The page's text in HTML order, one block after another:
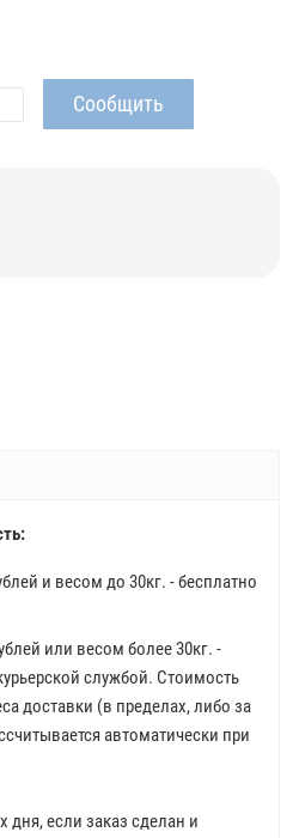
и весом до 30кг. - бесплатно
или весом более 30кг. -
службой. Стоимость
доставки (в пределах, либо за
автоматически при
дня, если заказ сделан и